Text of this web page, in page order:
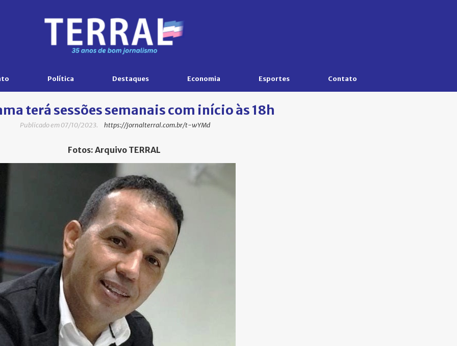
Política Destaques Economia Esportes Contato
terá sessões semanais com início às 18h
Publicado em 07/10/2023. https://jornalterral.com.br/t-wYMd
Fotos: Arquivo TERRAL